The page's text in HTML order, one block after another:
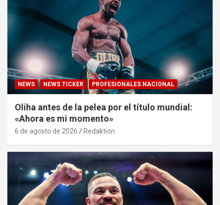
NEWS NEWS TICKER PROFESIONALES NACIONAL
Oliha antes de la pelea por el título mundial:
«Ahora es mi momento»
6 de agosto de 2026 Redaktion